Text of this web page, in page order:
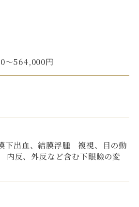
564,000円
下出血、結膜浮腫 複視、目の動
反、外反など含む下眼瞼の変